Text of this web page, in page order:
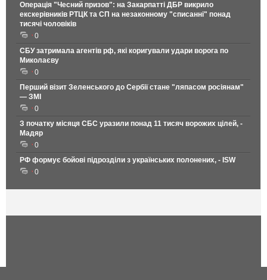
Операція "Чесний призов": на Закарпатті ДБР викрило
екскерівників РТЦК та СП на незаконному "списанні" понад
тисячі чоловіків
0
СБУ затримала агентів рф, які коригували удари ворога по
Миколаєву
0
Перший візит Зеленського до Сербії стане "ляпасом росіянам"
— ЗМІ
0
З початку місяця СБС уразили понад 11 тисяч ворожих цілей, -
Мадяр
0
РФ формує бойові підрозділи з українських полонених, - ISW
0